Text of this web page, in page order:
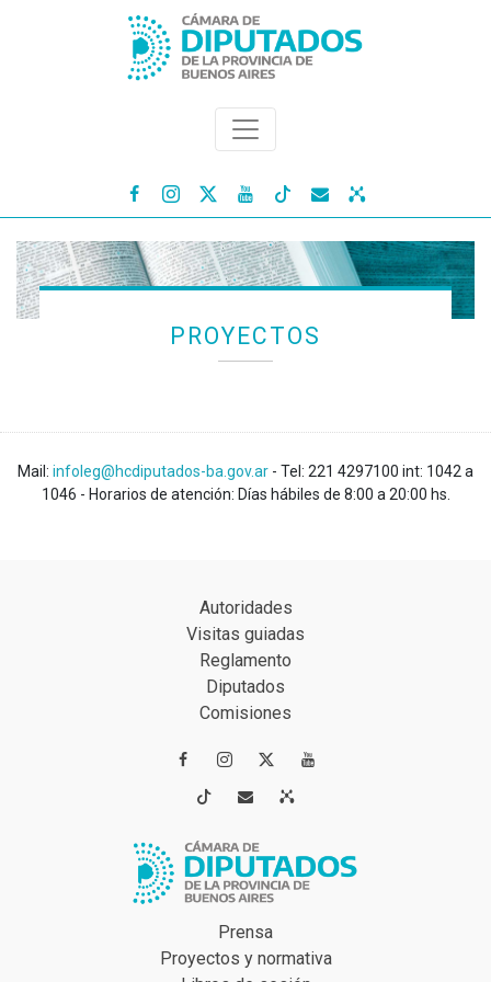
   
PROYECTOS
Mail: infoleg@hcdiputados-ba.gov.ar - Tel: 221 4297100 int: 1042 a
1046 - Horarios de atención: Días hábiles de 8:00 a 20:00 hs.
Autoridades
Visitas guiadas
Reglamento
Diputados
Comisiones
 
 
Prensa
Proyectos y normativa